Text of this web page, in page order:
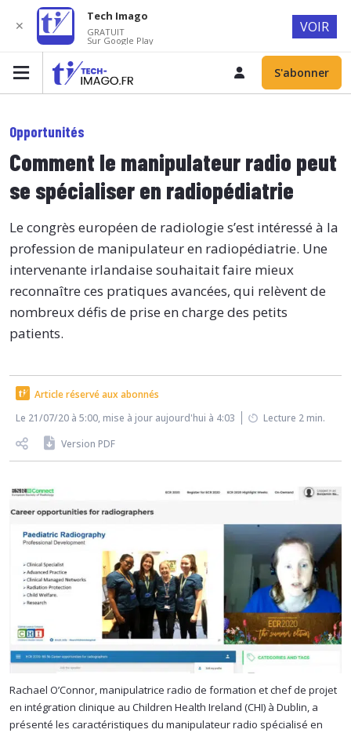
S'abonner
Opportunités
Comment le manipulateur radio peut
se spécialiser en radiopédiatrie
Le congrès européen de radiologie s’est intéressé à la
profession de manipulateur en radiopédiatrie. Une
intervenante irlandaise souhaitait faire mieux
reconnaître ces pratiques avancées, qui relèvent de
nombreux défis de prise en charge des petits
patients.
Article réservé aux abonnés
Le 21/07/20 à 5:00, mise à jour aujourd'hui à 4:03
Lecture 2 min.
Version PDF
Rachael O’Connor, manipulatrice radio de formation et chef de projet
en intégration clinique au Children Health Ireland (CHI) à Dublin, a
présenté les caractéristiques du manipulateur radio spécialisé en
✕
Tech Imago
GRATUIT
Sur Google Play
VOIR